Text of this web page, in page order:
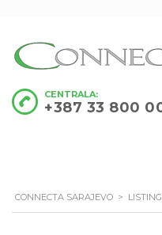
CENTRALA:
+387 33 800
CONNECTA SARAJEVO >